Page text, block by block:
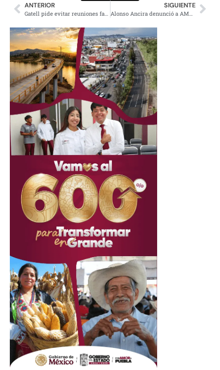
ANTERIOR SIGUIENTE
Alonso Ancira denunció a AMLO por difamación, pero hay pruebas en su contra desde 2012